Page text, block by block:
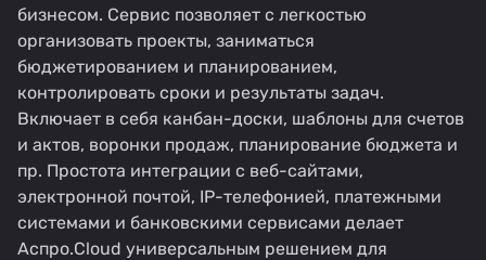
бизнесом. Сервис позволяет с легкостью
организовать проекты, заниматься
бюджетированием и планированием,
контролировать сроки и результаты задач.
Включает в себя канбан-доски, шаблоны для счетов
и актов, воронки продаж, планирование бюджета и
пр. Простота интеграции с веб-сайтами,
электронной почтой, IP-телефонией, платежными
системами и банковскими сервисами делает
Аспро.Cloud универсальным решением для